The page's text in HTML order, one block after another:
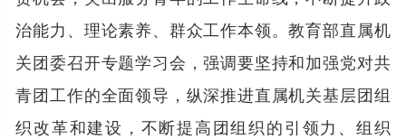
治能力、理论素养、群众工作本领。教育部直属机
关团委召开专题学习会，强调要坚持和加强党对共
青团工作的全面领导，纵深推进直属机关基层团组
织改革和建设，不断提高团组织的引领力、组织